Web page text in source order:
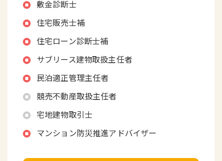
敷金診断士
住宅販売士補
住宅ローン診断士補
サブリース建物取扱主任者
民泊適正管理主任者
競売不動産取扱主任者
宅地建物取引士
マンション防災推進アドバイザー